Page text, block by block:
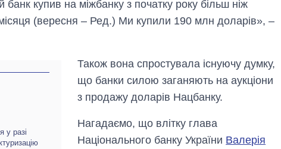
купив на міжбанку з початку року більш ніж
(вересня – Ред.) Ми купили 190 млн доларів», –
у разі
Також вона спростувала існуючу думку,
що банки силою заганяють на аукціони
з продажу доларів Нацбанку.
Нагадаємо, що влітку глава
Національного банку України Валерія
великої війни